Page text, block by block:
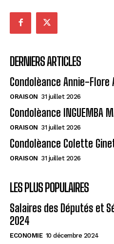
DERNIERS ARTICLES
Condolèance Annie-Flore
ORAISON 31 juillet 2026
Condolèance INGUEMBA
ORAISON 31 juillet 2026
Condolèance Colette
ORAISON 31 juillet 2026
LES PLUS POPULAIRES
Salaires des Députés et
2024
ECONOMIE 10 décembre 2024